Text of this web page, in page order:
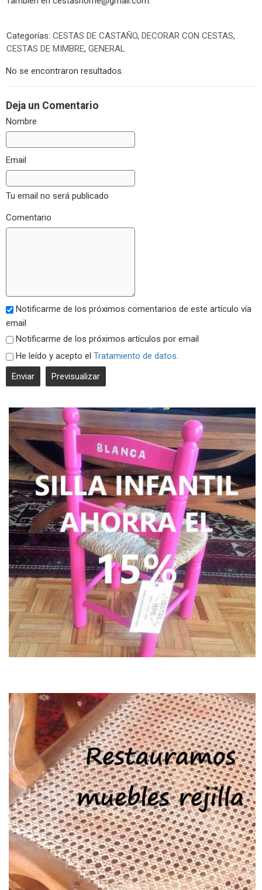
Categorías: CESTAS DE CASTAÑO, DECORAR CON CESTAS,
CESTAS DE MIMBRE, GENERAL
No se encontraron resultados.
Deja un Comentario
Nombre
Email
Tu email no será publicado
Comentario
Notificarme de los próximos comentarios de este artículo vía
email
Notificarme de los próximos artículos por email
He leído y acepto el Tratamiento de datos.